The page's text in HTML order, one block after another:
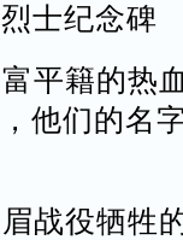
士纪念碑
平籍的热
他们的名
战役牺牲